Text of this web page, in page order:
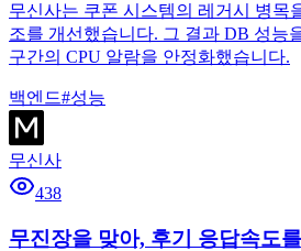
무신사는 쿠폰 시스템의 레거시 병목
조를 개선했습니다. 그 결과 DB 성능
구간의 CPU 알람을 안정화했습니다.
백엔드#성능
무신사
438
무진장을 맞아, 후기 응답속도